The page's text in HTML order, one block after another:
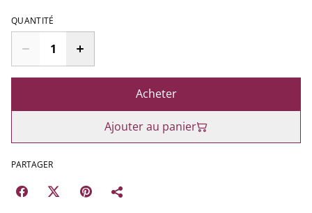
QUANTITÉ
Acheter
Ajouter au panier
PARTAGER